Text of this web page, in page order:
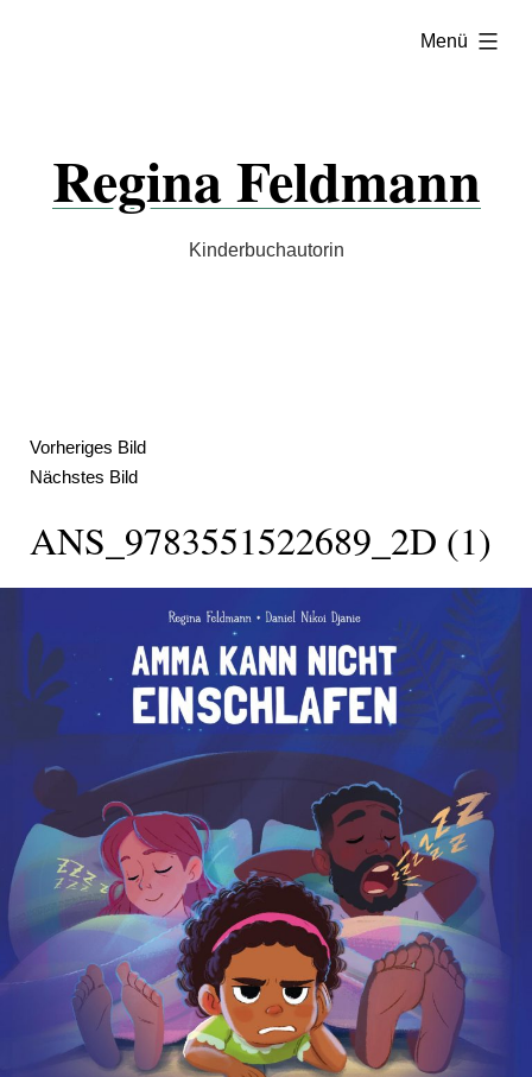
Regina Feldmann
Kinderbuchautorin
Menü
aufgeklappt
Vorheriges Bild
Nächstes Bild
ANS_9783551522689_2D (1)